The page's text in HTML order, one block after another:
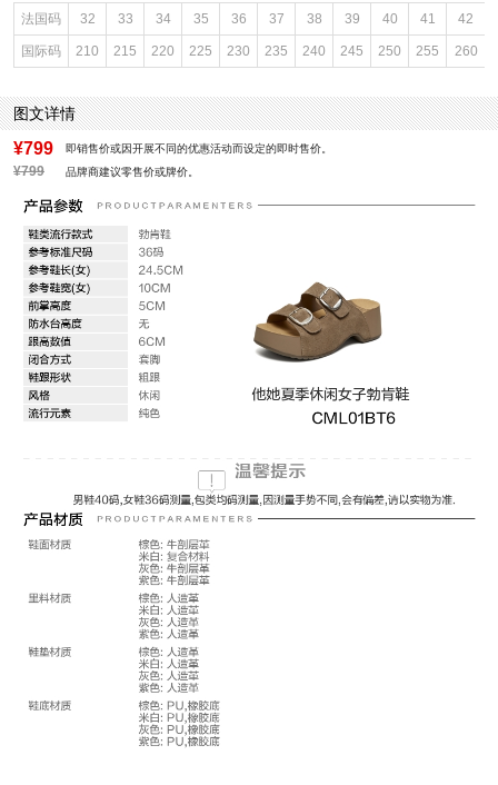
鞋底材质：橡胶底,PU
参考鞋宽(女)：10CM
里料材质：人造革
防水台高度：无
色系：灰色
鞋类流行款式：勃肯鞋
闭合方式：套脚
前掌高度：5CM
法国码 32 33 34 35 36 37 38 39 40 41 42
国际码 210 215 220 225 230 235 240 245 250 255 260
图文详情
¥799 即销售价或因开展不同的优惠活动而设定的即时售价。
¥799 品牌商建议零售价或牌价。